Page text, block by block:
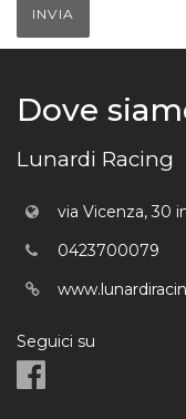
INVIA
Dove
Lunardi Racing
via Vicenza, 30
0423700079
Seguici su